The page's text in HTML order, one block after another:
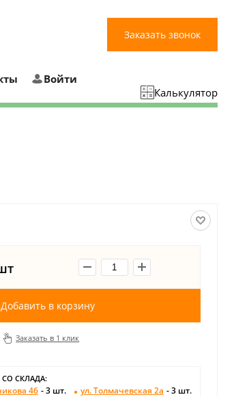
Заказать звонок
Войти
Калькулятор
Добавить в корзину
Заказать в 1 клик
СКЛАДА:
46 - 3 шт. ул. Толмачевская 2а - 3 шт.